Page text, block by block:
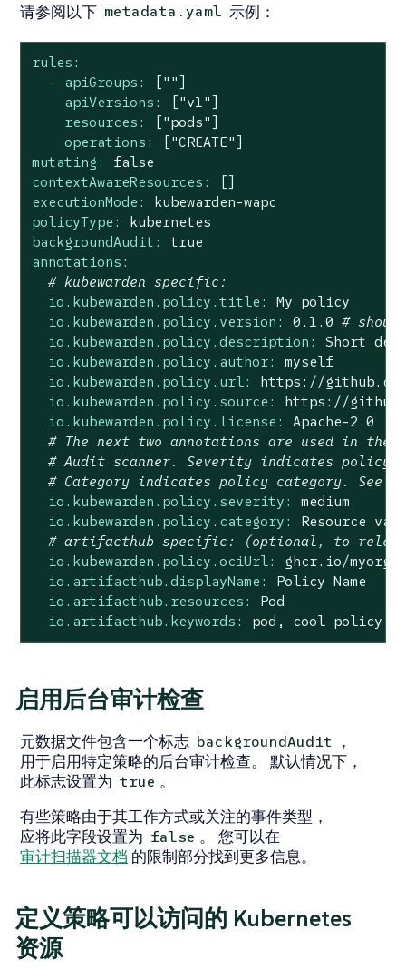
请参阅以下 metadata.yaml 示例：
rules:
-
apiGroups:
[""]
apiVersions:
["v1"]
resources:
["pods"]
operations:
["CREATE"]
mutating:
false
contextAwareResources:
[]
executionMode:
kubewarden-wapc
policyType:
kubernetes
backgroundAudit:
true
annotations:
# kubewarden specific:
io.kubewarden.policy.title:
My policy
io.kubewarden.policy.version:
0.1 .0 #
io.kubewarden.policy.description:
Short
io.kubewarden.policy.author:
myself
io.kubewarden.policy.url:
https://
io.kubewarden.policy.source:
https://
io.kubewarden.policy.license:
Apache-2.0
# The next two annotations are used in the
# Audit scanner. Severity indicates
# Category indicates policy category. See
io.kubewarden.policy.severity:
medium
io.kubewarden.policy.category:
Resource
# artifacthub specific: (optional, to
io.kubewarden.policy.ociUrl:
ghcr.io/myorg/
io.artifacthub.displayName:
Policy Name
io.artifacthub.resources:
Pod
io.artifacthub.keywords:
pod, cool policy,
启用后台审计检查
元数据文件包含一个标志 backgroundAudit
，
用于启用特定策略的后台审计检查。 默认情况下，
此标志设置为 true 。
有些策略由于其工作方式或关注的事件类型，
应将此字段设置为 false 。 您可以在
审计扫描器文档 的限制部分找到更多信息。
定义策略可以访问的 Kubernetes
资源